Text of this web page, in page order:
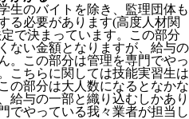
生のバイトを除き、 監理団体も
る必要があります(高度人材関
で決まっています。この部分
ない金額となりますが、給与の
。この部分は管理を専門でやっ
こちらに関しては技能実習生は
の部分は大人数になるとなかな
給与の一部と織り込むしかあり
でやっている我々業者が担当し